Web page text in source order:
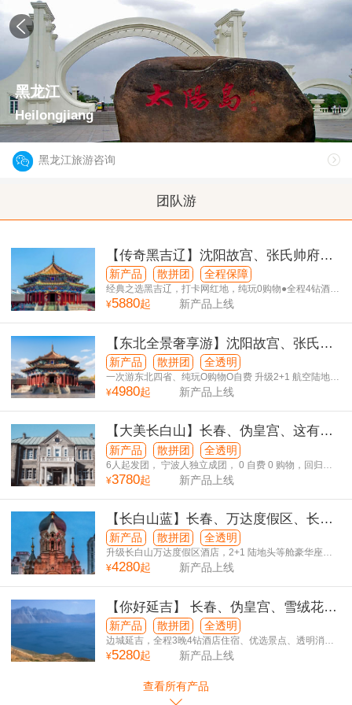
黑龙江
Heilongjiang
黑龙江旅游咨询
团队游
【传奇黑吉辽】沈阳故宫、张氏帅府、
伪皇宫、恩都里小镇、长白山天池双飞7
日游
新产品 散拼团 全程保障
经典之选黑吉辽，打卡网红地，纯玩0购物●全程4钻酒
店！
¥5880起 新产品上线
【东北全景奢享游】沈阳故宫、张氏帅
府、丹东、鸭绿江河口断桥、长白山天
池、吉林、长春伪皇宫、扎龙-呼伦贝尔
草原、哈尔滨双飞13日游
新产品 散拼团 全透明
一次游东北四省、纯玩O购物O自费 升级2+1 航空陆地
仓、升级酒店 全新体验
¥4980起 新产品上线
【大美长白山】长春、伪皇宫、这有
山、长白山北坡、“小韩国”延吉、图们
（长春进出）双飞5日游
新产品 散拼团 全透明
6人起发团， 宁波人独立成团， 0 自费 0 购物，回归旅
游本质，私享度假慢生活 。
¥3780起 新产品上线
【长白山蓝】长春、万达度假区、长白
山天池、“小韩国”延吉 、镜泊湖、百年
小镇横道河子、夏都“浪漫尔滨”双飞6日
游
新产品 散拼团 全透明
升级长白山万达度假区酒店，2+1 陆地头等舱豪华座
椅。
¥4280起 新产品上线
【你好延吉】 长春、伪皇宫、雪绒花驯
鹿园、长白山天池、长白山森林风光漂
流、图们、延吉网红墙、朝鲜民俗园5日
游
新产品 散拼团 全透明
边城延吉，全程3晚4钻酒店住宿、优选景点、透明消
费、无购物店、无自费
¥5280起 新产品上线
查看所有产品